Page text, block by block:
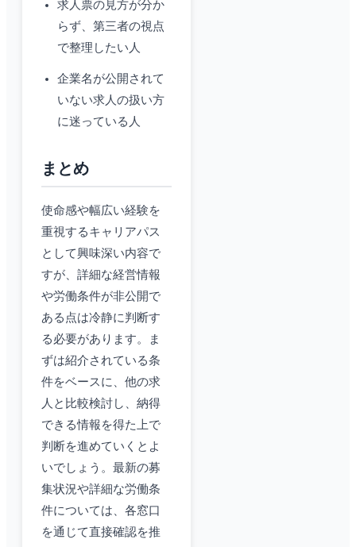
求人票の見方が分か
らず、第三者の視点
で整理したい人
企業名が公開されて
いない求人の扱い方
に迷っている人
まとめ
使命感や幅広い経験を
重視するキャリアパス
として興味深い内容で
すが、詳細な経営情報
や労働条件が非公開で
ある点は冷静に判断す
る必要があります。ま
ずは紹介されている条
件をベースに、他の求
人と比較検討し、納得
できる情報を得た上で
判断を進めていくとよ
いでしょう。最新の募
集状況や詳細な労働条
件については、各窓口
を通じて直接確認を推